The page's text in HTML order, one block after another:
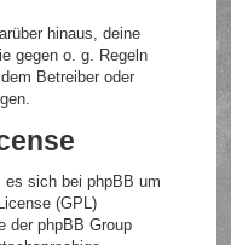
hinaus, deine
gegen o. g. Regeln
Betreiber oder
sich bei phpBB um
(GPL)
der phpBB Group